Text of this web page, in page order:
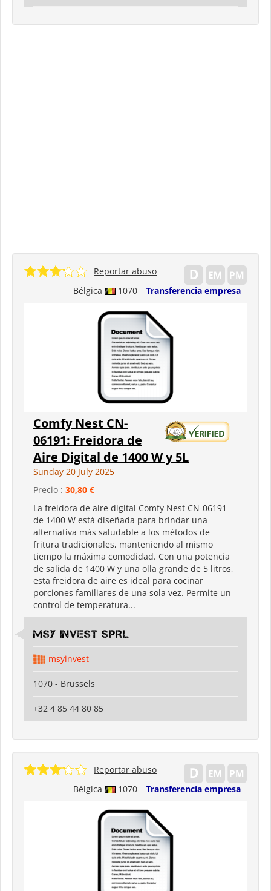
Bélgica 1070 Transferencia empresa
Reportar abuso
Comfy Nest CN-
06191: Freidora de
Aire Digital de 1400 W y 5L
Sunday 20 July 2025
Precio : 30,80 €
La freidora de aire digital Comfy Nest CN-06191
de 1400 W está diseñada para brindar una
alternativa más saludable a los métodos de
fritura tradicionales, manteniendo al mismo
tiempo la máxima comodidad. Con una potencia
de salida de 1400 W y una olla grande de 5 litros,
esta freidora de aire es ideal para cocinar
porciones familiares de una sola vez. Permite un
control de temperatura...
MSY INVEST SPRL
msyinvest
1070 - Brussels
+32 4 85 44 80 85
Bélgica 1070 Transferencia empresa
Reportar abuso